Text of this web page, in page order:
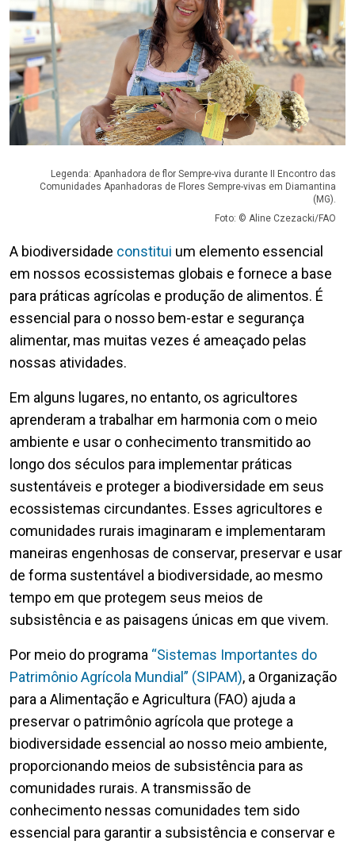
Legenda: Apanhadora de flor Sempre-viva durante II Encontro das
Comunidades Apanhadoras de Flores Sempre-vivas em Diamantina
(MG).
Foto: © Aline Czezacki/FAO
A biodiversidade constitui um elemento essencial
em nossos ecossistemas globais e fornece a base
para práticas agrícolas e produção de alimentos. É
essencial para o nosso bem-estar e segurança
alimentar, mas muitas vezes é ameaçado pelas
nossas atividades.
Em alguns lugares, no entanto, os agricultores
aprenderam a trabalhar em harmonia com o meio
ambiente e usar o conhecimento transmitido ao
longo dos séculos para implementar práticas
sustentáveis e proteger a biodiversidade em seus
ecossistemas circundantes. Esses agricultores e
comunidades rurais imaginaram e implementaram
maneiras engenhosas de conservar, preservar e usar
de forma sustentável a biodiversidade, ao mesmo
tempo em que protegem seus meios de
subsistência e as paisagens únicas em que vivem.
Por meio do programa “Sistemas Importantes do
Patrimônio Agrícola Mundial” (SIPAM), a Organização
para a Alimentação e Agricultura (FAO) ajuda a
preservar o patrimônio agrícola que protege a
biodiversidade essencial ao nosso meio ambiente,
proporcionando meios de subsistência para as
comunidades rurais. A transmissão de
conhecimento nessas comunidades tem sido
essencial para garantir a subsistência e conservar e